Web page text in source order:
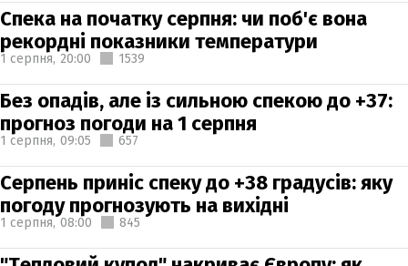
Спека на початку серпня: чи поб'є вона
рекордні показники температури
1 серпня, 20:00 1539
Без опадів, але із сильною спекою до +37:
прогноз погоди на 1 серпня
1 серпня, 09:05 657
Серпень приніс спеку до +38 градусів: яку
погоду прогнозують на вихідні
1 серпня, 08:00 845